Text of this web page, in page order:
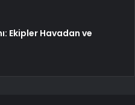
Ekipler Havadan ve